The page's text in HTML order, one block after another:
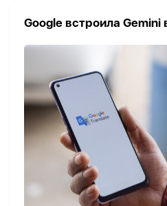
Google встроила Gemini